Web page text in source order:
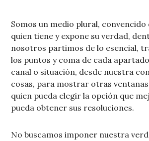
Somos un medio plural, convencido
quien tiene y expone su verdad,
nosotros partimos de lo esencial,
los puntos y coma de cada
canal o situación, desde nuestra
cosas, para mostrar otras ventanas
quien pueda elegir la opción que
pueda obtener sus resoluciones.
No buscamos imponer nuestra